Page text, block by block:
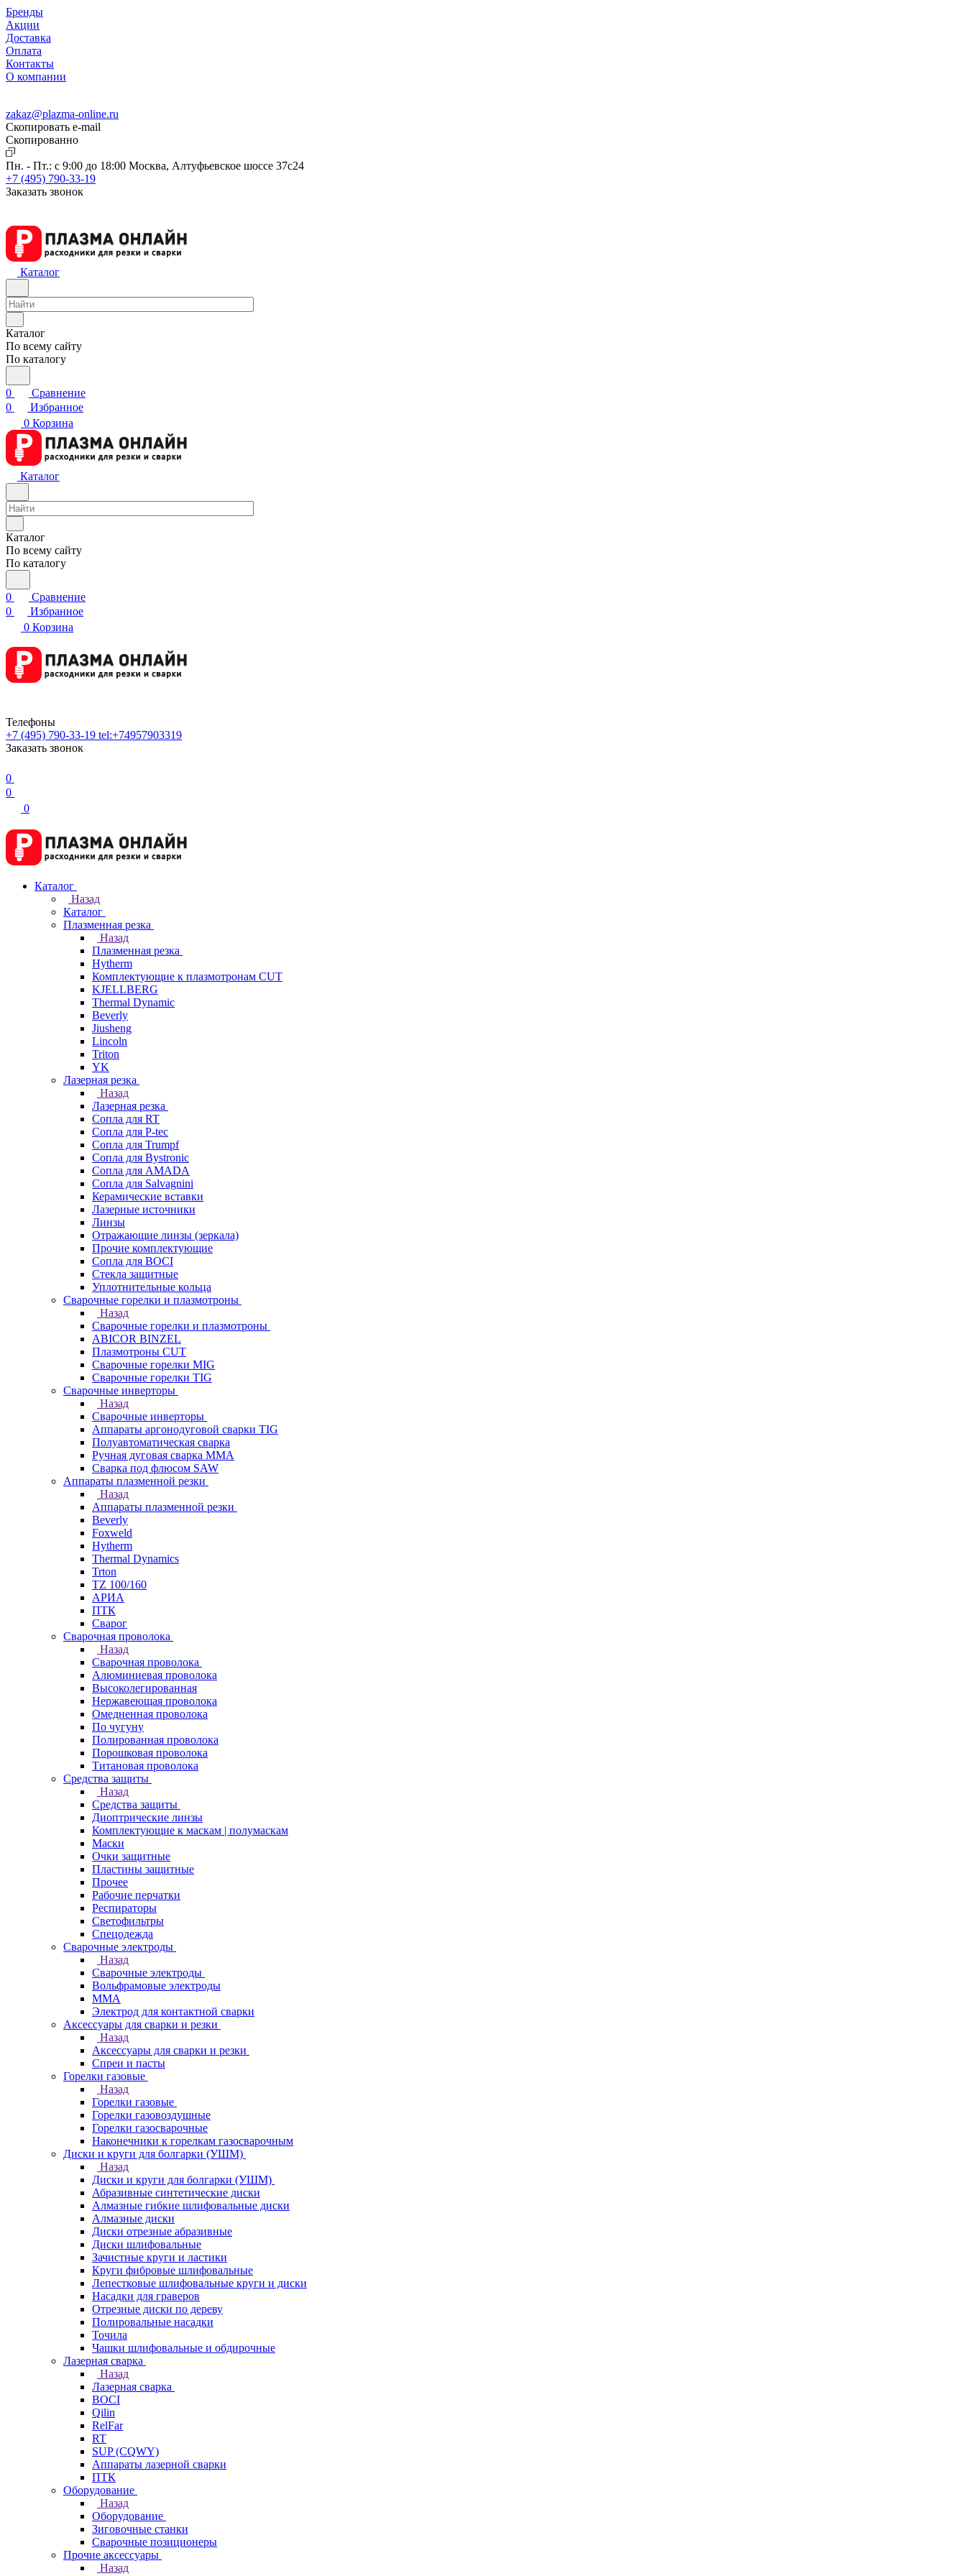
Бренды
Акции
Доставка
Оплата
Контакты
О компании
zakaz@plazma-online.ru
Скопировать e-mail
Cкопированно
Пн. - Пт.: с 9:00 до 18:00 Москва, Алтуфьевское шоссе 37с24
+7 (495) 790-33-19
Заказать звонок
Каталог
Каталог
По всему сайту
По каталогу
0
Сравнение
0
Избранное
0 Корзина
Каталог
Каталог
По всему сайту
По каталогу
0
Сравнение
0
Избранное
0 Корзина
Телефоны
+7 (495) 790-33-19 tel:+74957903319
Заказать звонок
0
0
0
Каталог
Назад
Каталог
Плазменная резка
Назад
Плазменная резка
Hytherm
Комплектующие к плазмотронам CUT
KJELLBERG
Thermal Dynamic
Beverly
Jiusheng
Lincoln
Triton
YK
Лазерная резка
Назад
Лазерная резка
Сопла для RT
Сопла для P-tec
Сопла для Trumpf
Сопла для Bystronic
Сопла для AMADA
Сопла для Salvagnini
Керамические вставки
Лазерные источники
Линзы
Отражающие линзы (зеркала)
Прочие комплектующие
Сопла для BOCI
Стекла защитные
Уплотнительные кольца
Сварочные горелки и плазмотроны
Назад
Сварочные горелки и плазмотроны
ABICOR BINZEL
Плазмотроны CUT
Сварочные горелки MIG
Сварочные горелки TIG
Сварочные инверторы
Назад
Сварочные инверторы
Аппараты аргонодуговой сварки TIG
Полуавтоматическая сварка
Ручная дуговая сварка MMA
Сварка под флюсом SAW
Аппараты плазменной резки
Назад
Аппараты плазменной резки
Beverly
Foxweld
Hytherm
Thermal Dynamics
Trton
TZ 100/160
АРИА
ПТК
Сварог
Сварочная проволока
Назад
Сварочная проволока
Алюминиевая проволока
Высоколегированная
Нержавеющая проволока
Омедненная проволока
По чугуну
Полированная проволока
Порошковая проволока
Титановая проволока
Средства защиты
Назад
Средства защиты
Диоптрические линзы
Комплектующие к маскам | полумаскам
Маски
Очки защитные
Пластины защитные
Прочее
Рабочие перчатки
Респираторы
Светофильтры
Спецодежда
Сварочные электроды
Назад
Сварочные электроды
Вольфрамовые электроды
ММА
Электрод для контактной сварки
Аксессуары для сварки и резки
Назад
Аксессуары для сварки и резки
Спреи и пасты
Горелки газовые
Назад
Горелки газовые
Горелки газовоздушные
Горелки газосварочные
Наконечники к горелкам газосварочным
Диски и круги для болгарки (УШМ)
Назад
Диски и круги для болгарки (УШМ)
Абразивные синтетические диски
Алмазные гибкие шлифовальные диски
Алмазные диски
Диски отрезные абразивные
Диски шлифовальные
Зачистные круги и ластики
Круги фибровые шлифовальные
Лепестковые шлифовальные круги и диски
Насадки для граверов
Отрезные диски по дереву
Полировальные насадки
Точила
Чашки шлифовальные и обдирочные
Лазерная сварка
Назад
Лазерная сварка
BOCI
Qilin
RelFar
RT
SUP (CQWY)
Аппараты лазерной сварки
ПТК
Оборудование
Назад
Оборудование
Зиговочные станки
Сварочные позиционеры
Прочие аксессуары
Назад